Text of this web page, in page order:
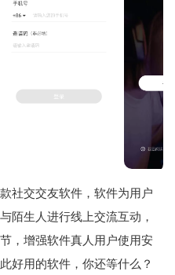
社交交友软件，软件为用户
陌生人进行线上交流互动，
，增强软件真人用户使用安
好用的软件，你还等什么？